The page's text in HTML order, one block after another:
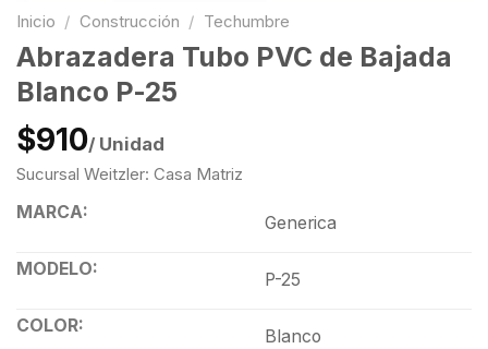
Inicio / Construcción / Techumbre
Abrazadera Tubo PVC de Bajada
Blanco P-25
$910/ Unidad
Sucursal Weitzler: Casa Matriz
MARCA:
Generica
MODELO:
P-25
COLOR:
Blanco